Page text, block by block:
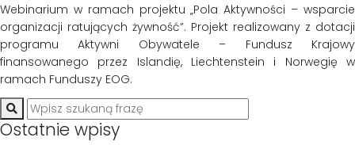
Webinarium w ramach projektu „Pola Aktywności – wsparcie
organizacji ratujących żywność”. Projekt realizowany z dotacji
programu Aktywni Obywatele – Fundusz Krajowy
finansowanego przez Islandię, Liechtenstein i Norwegię w
ramach Funduszy EOG.
Ostatnie wpisy